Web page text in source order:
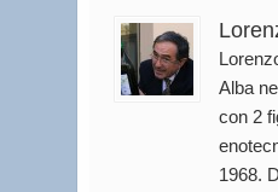
Alba
con 2
1968.